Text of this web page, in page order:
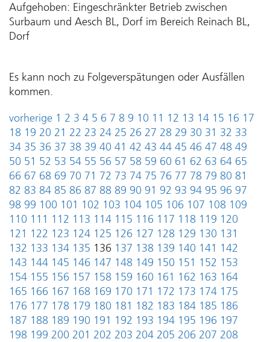
Aufgehoben: Eingeschränkter Betrieb zwischen
Surbaum und Aesch BL, Dorf im Bereich Reinach BL,
Dorf
Es kann noch zu Folgeverspätungen oder Ausfällen
kommen.
vorherige 1 2 3 4 5 6 7 8 9 10 11 12 13 14 15 16 17
18 19 20 21 22 23 24 25 26 27 28 29 30 31 32 33
34 35 36 37 38 39 40 41 42 43 44 45 46 47 48 49
50 51 52 53 54 55 56 57 58 59 60 61 62 63 64 65
66 67 68 69 70 71 72 73 74 75 76 77 78 79 80 81
82 83 84 85 86 87 88 89 90 91 92 93 94 95 96 97
98 99 100 101 102 103 104 105 106 107 108 109
110 111 112 113 114 115 116 117 118 119 120
121 122 123 124 125 126 127 128 129 130 131
132 133 134 135 136 137 138 139 140 141 142
143 144 145 146 147 148 149 150 151 152 153
154 155 156 157 158 159 160 161 162 163 164
165 166 167 168 169 170 171 172 173 174 175
176 177 178 179 180 181 182 183 184 185 186
187 188 189 190 191 192 193 194 195 196 197
198 199 200 201 202 203 204 205 206 207 208